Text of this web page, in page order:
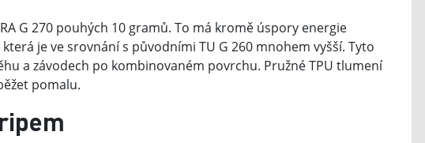
G 270 pouhých 10 gramů. To má kromě úspory energie
je ve srovnání s původními TU G 260 mnohem vyšší. Tyto
a závodech po kombinovaném povrchu. Pružné TPU tlumení
pomalu.